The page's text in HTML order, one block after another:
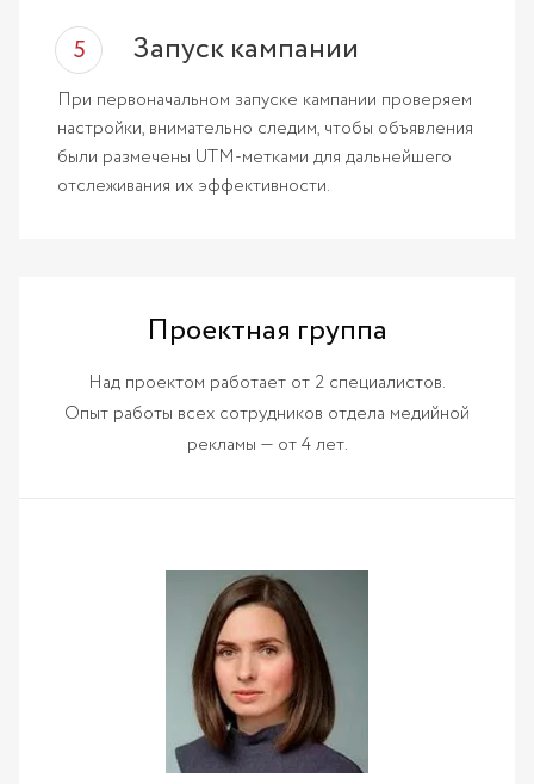
Запуск кампании
При первоначальном запуске кампании проверяем
настройки, внимательно следим, чтобы объявления
были размечены UTM-метками для дальнейшего
отслеживания их эффективности.
Проектная группа
Над проектом работает от 2 специалистов.
Опыт работы всех сотрудников отдела медийной
рекламы — от 4 лет.